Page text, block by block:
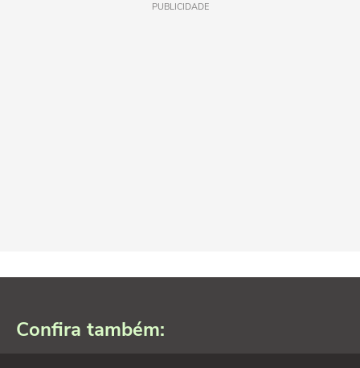
PUBLICIDADE
Confira também: